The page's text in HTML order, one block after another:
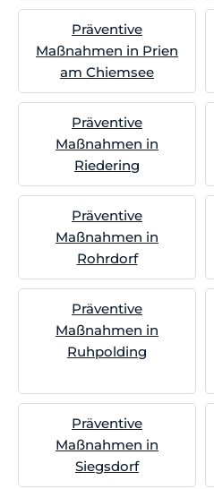
Präventive
Maßnahmen in Prien
am Chiemsee
Präventive
Maßnahmen in
Riedering
Präventive
Maßnahmen in
Rohrdorf
Präventive
Maßnahmen in
Ruhpolding
Präventive
Maßnahmen in
Siegsdorf